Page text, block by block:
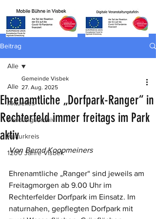
Beitrag
Alle
Aktuelles
Meldungsarchiv
Kulturkreis
1200 Jahre Visbek
Alle
Ehrenamtliche „Dorfpark-Ranger“ in
Rechterfeld immer freitags im Park
aktiv
Gemeinde Visbek
27. Aug. 2025
Von Bernd Koopmeiners
Ehrenamtliche „Ranger“ sind jeweils am
Freitagmorgen ab 9.00 Uhr im
Rechterfelder Dorfpark im Einsatz. Im
naturnahen, gepflegten Dorfpark mit